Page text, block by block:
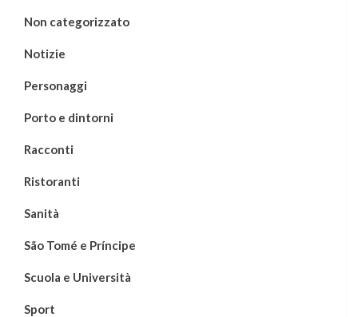
Non categorizzato
Notizie
Personaggi
Porto e dintorni
Racconti
Ristoranti
Sanità
São Tomé e Príncipe
Scuola e Università
Sport